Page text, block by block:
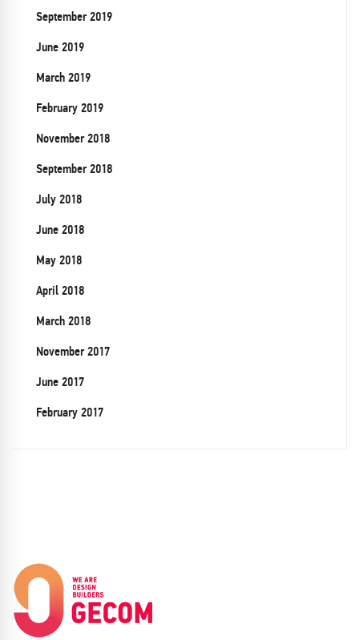
September 2019
June 2019
March 2019
February 2019
November 2018
September 2018
July 2018
June 2018
May 2018
April 2018
March 2018
November 2017
June 2017
February 2017